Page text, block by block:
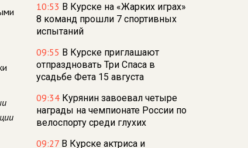
10:53 В Курске на «Жарких играх»
8 команд прошли 7 спортивных
испытаний
09:55 В Курске приглашают
отпраздновать Три Спаса в
усадьбе Фета 15 августа
09:34 Курянин завоевал четыре
награды на чемпионате России по
велоспорту среди глухих
09:27 В Курске актриса и